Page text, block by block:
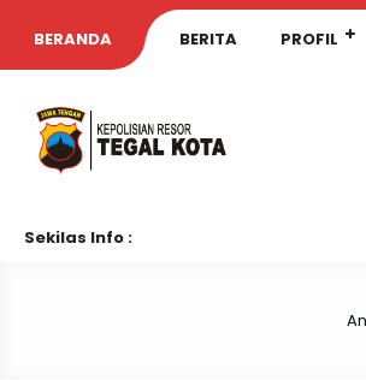
BERANDA BERITA PROFIL
Sekilas Info :